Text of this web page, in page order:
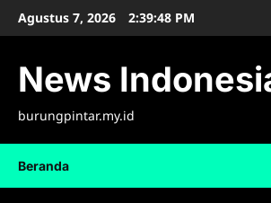
SkipAgustus 7, 2026 2:39:49 PM
News
burungpintar.my.id
Beranda